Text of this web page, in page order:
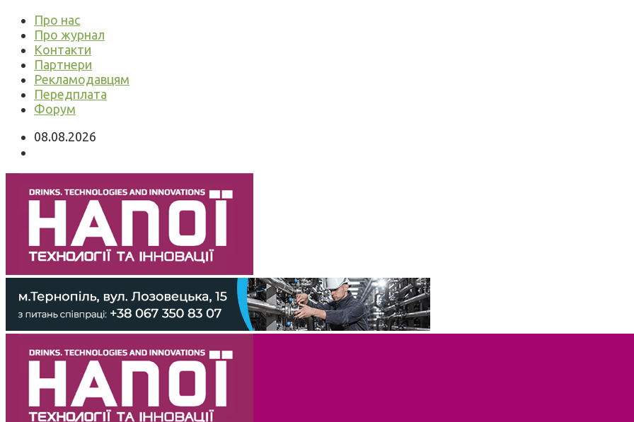
Про нас
Про журнал
Контакти
Партнери
Рекламодавцям
Передплата
Форум
08.08.2026